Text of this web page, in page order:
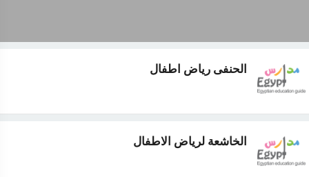
الحنفى رياض اطفال
الخاشعة لرياض الاطفال